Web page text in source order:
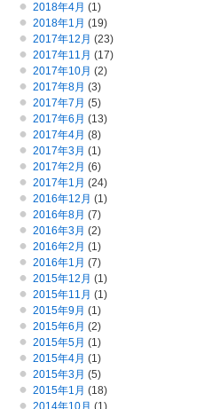
2018年4月 (1)
2018年1月 (19)
2017年12月 (23)
2017年11月 (17)
2017年10月 (2)
2017年8月 (3)
2017年7月 (5)
2017年6月 (13)
2017年4月 (8)
2017年3月 (1)
2017年2月 (6)
2017年1月 (24)
2016年12月 (1)
2016年8月 (7)
2016年3月 (2)
2016年2月 (1)
2016年1月 (7)
2015年12月 (1)
2015年11月 (1)
2015年9月 (1)
2015年6月 (2)
2015年5月 (1)
2015年4月 (1)
2015年3月 (5)
2015年1月 (18)
2014年10月 (1)